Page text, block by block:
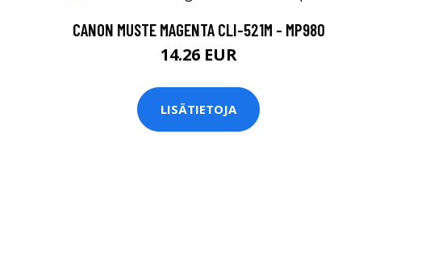
CANON MUSTE MAGENTA CLI-521M - MP980
14.26 EUR
LISÄTIETOJA